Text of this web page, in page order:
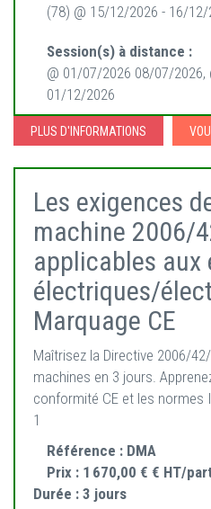
(78) @ 15/12/2026 - 16/12/
Session(s) à distance :
@ 01/07/2026 08/07/2026,
01/12/2026
PLUS D'INFORMATIONS
Les exigences
machine 2006/
applicables aux
électriques/
Marquage CE
Maîtrisez la Directive 2006/
machines en 3 jours.
conformité CE et les normes
1
Référence : DMA
Prix : 1 670,00 € € HT/
Durée : 3 jours